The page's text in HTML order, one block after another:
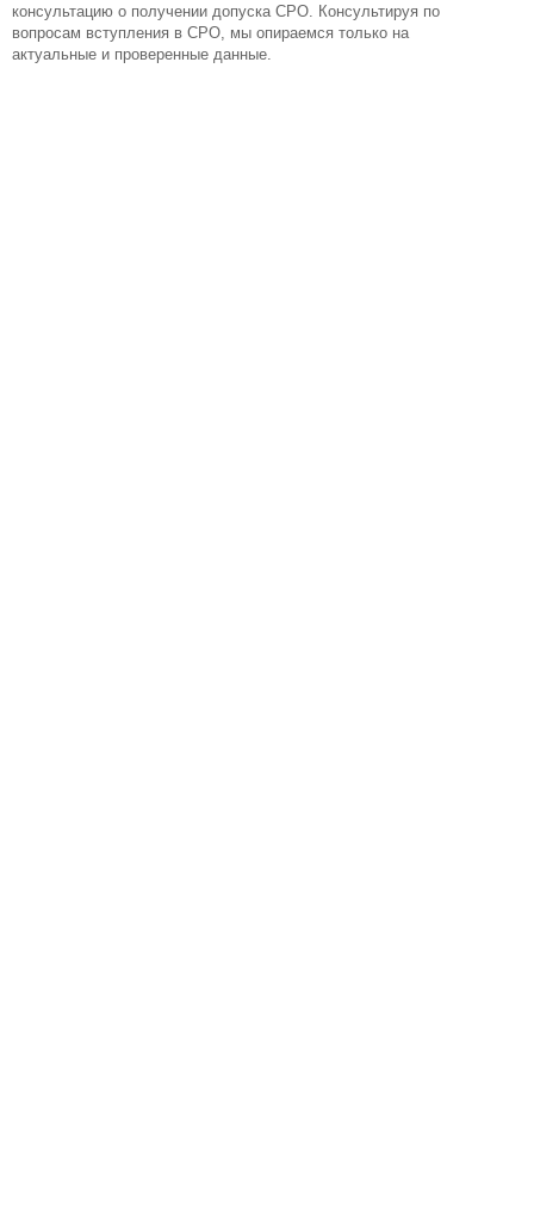
консультацию о получении допуска СРО. Консультируя по
вопросам вступления в СРО, мы опираемся только на
актуальные и проверенные данные.